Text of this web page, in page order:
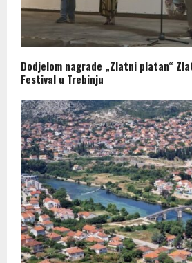
Dodjelom nagrade „Zlatni platan“
Festival u Trebinju